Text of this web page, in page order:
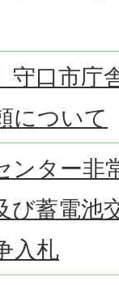
守口市庁
について
ンター
び蓄電池
入札